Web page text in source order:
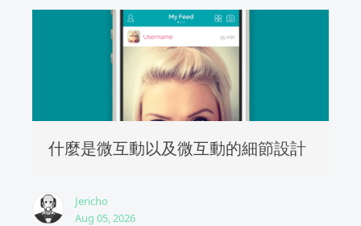
什麼是微互動以及微互動的細節設計
Jericho
Aug 05, 2026